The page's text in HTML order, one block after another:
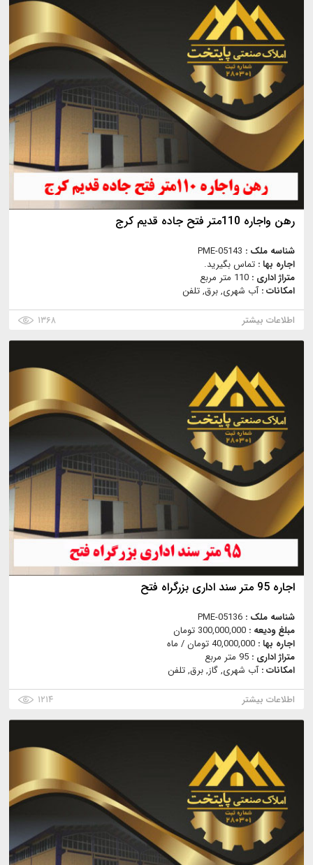
رهن واجاره 110متر فتح جاده قدیم کرج
شناسه ملک : PME-05143
اجاره بها : تماس بگیرید.
متراژ اداری : 110 متر مربع
امکانات :آب شهری, برق, تلفن
اطلاعات بیشتر
۱۳۶۸
اجاره 95 متر سند اداری بزرگراه فتح
شناسه ملک : PME-05136
مبلغ ودیعه : 300,000,000 تومان
اجاره بها : 40,000,000 تومان / ماه
متراژ اداری : 95 متر مربع
امکانات :آب شهری, گاز, برق, تلفن
اطلاعات بیشتر
۱۲۱۴